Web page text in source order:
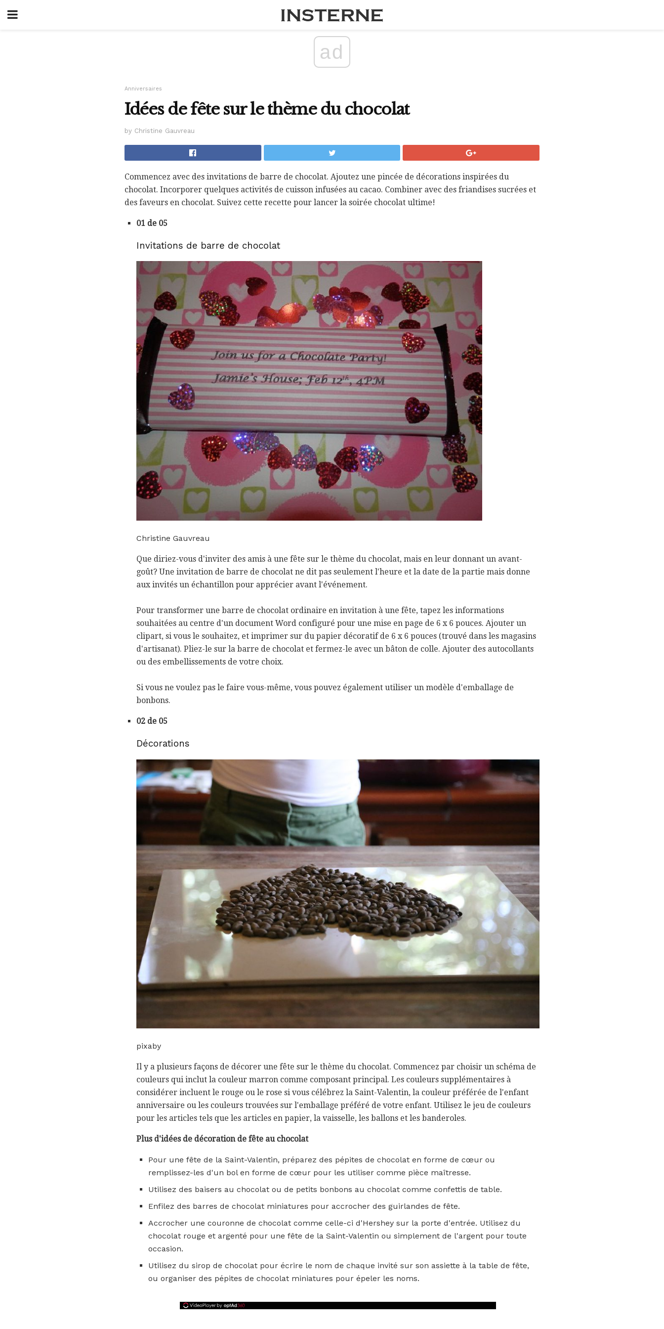
ad
Anniversaires
Idées de fête sur le thème du chocolat
by Christine Gauvreau
Commencez avec des invitations de barre de chocolat. Ajoutez une pincée de décorations inspirées du
chocolat. Incorporer quelques activités de cuisson infusées au cacao. Combiner avec des friandises sucrées et
des faveurs en chocolat. Suivez cette recette pour lancer la soirée chocolat ultime!
01 de 05
Invitations de barre de chocolat
Christine Gauvreau
Que diriez-vous d'inviter des amis à une fête sur le thème du chocolat, mais en leur donnant un avant-
goût? Une invitation de barre de chocolat ne dit pas seulement l'heure et la date de la partie mais donne
aux invités un échantillon pour apprécier avant l'événement.
Pour transformer une barre de chocolat ordinaire en invitation à une fête, tapez les informations
souhaitées au centre d'un document Word configuré pour une mise en page de 6 x 6 pouces. Ajouter un
clipart, si vous le souhaitez, et imprimer sur du papier décoratif de 6 x 6 pouces (trouvé dans les magasins
d'artisanat). Pliez-le sur la barre de chocolat et fermez-le avec un bâton de colle. Ajouter des autocollants
ou des embellissements de votre choix.
Si vous ne voulez pas le faire vous-même, vous pouvez également utiliser un modèle d'emballage de
bonbons.
02 de 05
Décorations
pixaby
Il y a plusieurs façons de décorer une fête sur le thème du chocolat. Commencez par choisir un schéma de
couleurs qui inclut la couleur marron comme composant principal. Les couleurs supplémentaires à
considérer incluent le rouge ou le rose si vous célébrez la Saint-Valentin, la couleur préférée de l'enfant
anniversaire ou les couleurs trouvées sur l'emballage préféré de votre enfant. Utilisez le jeu de couleurs
pour les articles tels que les articles en papier, la vaisselle, les ballons et les banderoles.
Plus d'idées de décoration de fête au chocolat
Pour une fête de la Saint-Valentin, préparez des pépites de chocolat en forme de cœur ou
remplissez-les d'un bol en forme de cœur pour les utiliser comme pièce maîtresse.
Utilisez des baisers au chocolat ou de petits bonbons au chocolat comme confettis de table.
Enfilez des barres de chocolat miniatures pour accrocher des guirlandes de fête.
Accrocher une couronne de chocolat comme celle-ci d'Hershey sur la porte d'entrée. Utilisez du
chocolat rouge et argenté pour une fête de la Saint-Valentin ou simplement de l'argent pour toute
occasion.
Utilisez du sirop de chocolat pour écrire le nom de chaque invité sur son assiette à la table de fête,
ou organiser des pépites de chocolat miniatures pour épeler les noms.